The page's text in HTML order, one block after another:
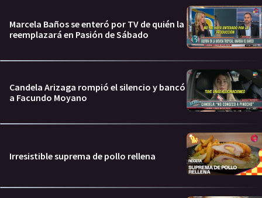
Marcela Baños se enteró por TV de quién la
reemplazará en Pasión de Sábado
Candela Arizaga rompió el silencio y bancó
a Facundo Moyano
Irresistible suprema de pollo rellena